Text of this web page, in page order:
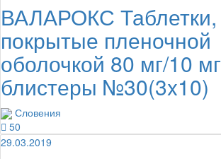
ВАЛАРОКС Таблетки,
покрытые пленочной
оболочкой 80 мг/10 мг
блистеры №30(3x10)
Словения
50
29.03.2019